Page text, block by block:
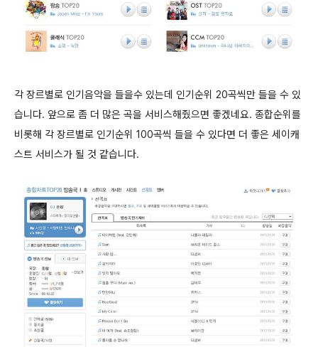
각 장르별로 인기음악을 들을수 있는데 인기순위 20곡씩만 들을 수 있
습니다. 앞으로 좀 더 많은 곡을 서비스해줬으면 좋겠네요. 종합순위를
비롯해 각 장르별로 인기순위 100곡씩 들을 수 있다면 더 좋은 세이캐
스트 서비스가 될 것 같습니다.